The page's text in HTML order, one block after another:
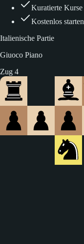
Kuratierte Kurse
Kostenlos starten
Italienische Partie
Giuoco Piano
Zug 5